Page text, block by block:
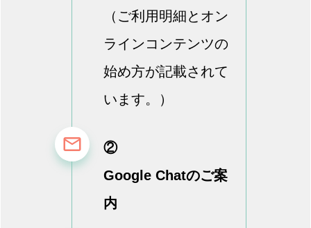
（ご利用明細とオン
ラインコンテンツの
始め方が記載されて
います。）
②
Google Chatのご案
内